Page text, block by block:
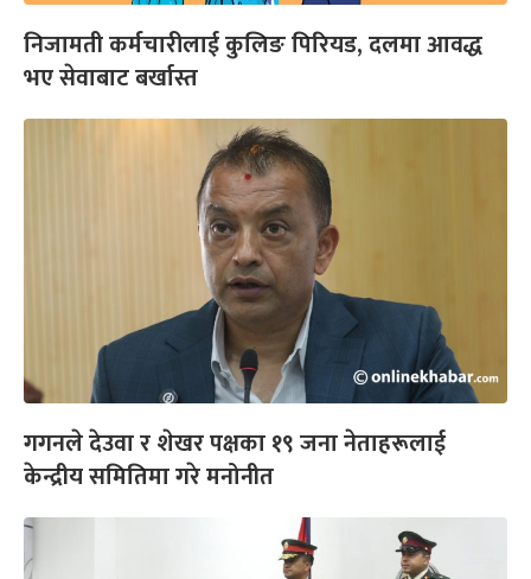
निजामती कर्मचारीलाई कुलिङ पिरियड, दलमा आवद्ध
भए सेवाबाट बर्खास्त
गगनले देउवा र शेखर पक्षका १९ जना नेताहरूलाई
केन्द्रीय समितिमा गरे मनोनीत